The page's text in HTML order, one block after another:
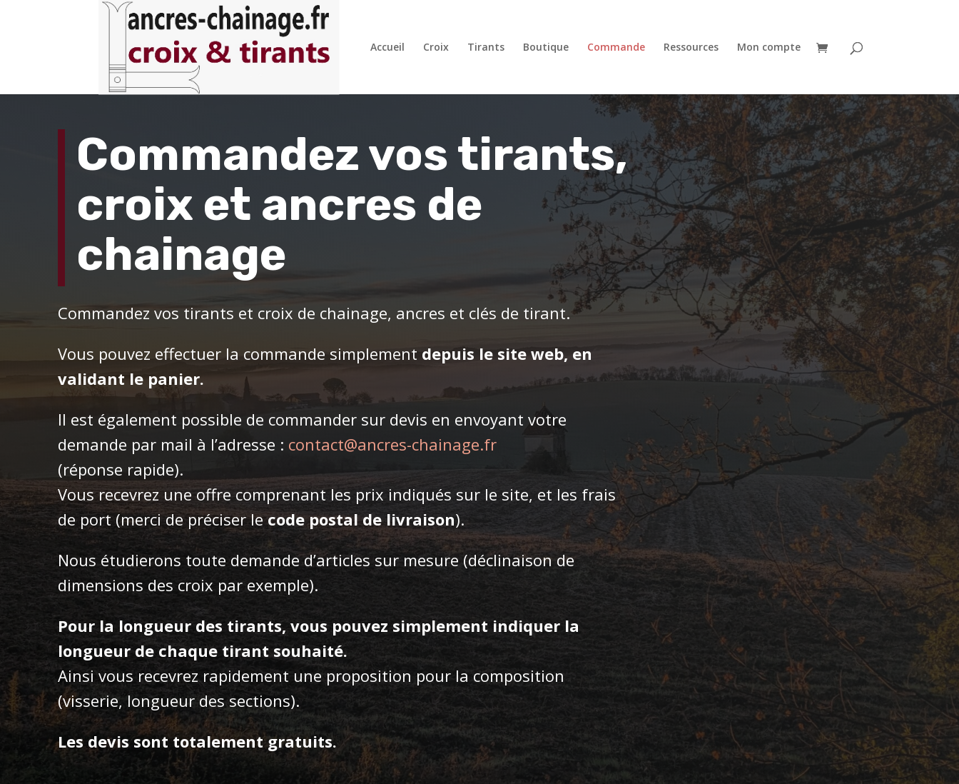
Accueil Croix Tirants Boutique Commande Ressources Mon compte
Commandez vos tirants,
croix et ancres de
chainage
Commandez vos tirants et croix de chainage, ancres et clés de tirant.
Vous pouvez effectuer la commande simplement depuis le site web, en
validant le panier.
Il est également possible de commander sur devis en envoyant votre
demande par mail à l’adresse : contact@ancres-chainage.fr
(réponse rapide).
Vous recevrez une offre comprenant les prix indiqués sur le site, et les frais
de port (merci de préciser lecode postal de livraison).
Nous étudierons toute demande d’articles sur mesure (déclinaison de
dimensions des croix par exemple).
Pour la longueur des tirants, vous pouvez simplement indiquer la
longueur de chaque tirant souhaité.
Ainsi vous recevrez rapidement une proposition pour la composition
(visserie, longueur des sections).
Les devis sont totalement gratuits.